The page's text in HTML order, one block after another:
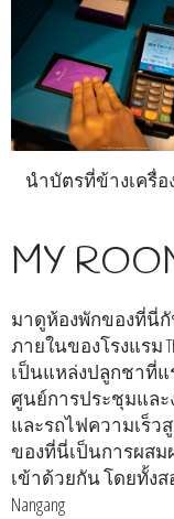
นำบัตรที่ข้างเครื่อ
MY
มาดูห้องพักของที่นี่
ภายในของโรงแรม
เป็นแหล่งปลูกชาที่
ศูนย์การประชุมแล
และรถไฟความเร็ว
ของที่นี่เป็นการผสม
เข้าด้วยกัน โดยทั้ง
Nangang